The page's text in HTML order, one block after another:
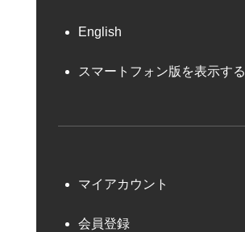
English
スマートフォン版を表示する
マイアカウント
会員登録